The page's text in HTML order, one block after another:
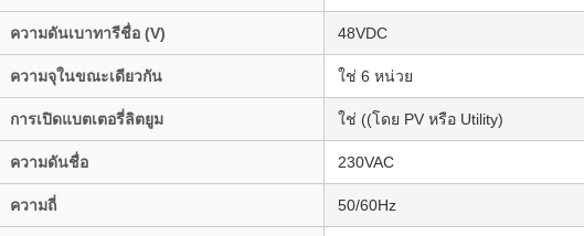
ความดันเบาทารีชื่อ (V) 48VDC
ความจุในขณะเดียวกัน ใช่ 6 หน่วย
การเปิดแบตเตอรี่ลิตยูม ใช่ ((โดย PV หรือ Utility)
ความดันชื่อ 230VAC
ความถี่ 50/60Hz